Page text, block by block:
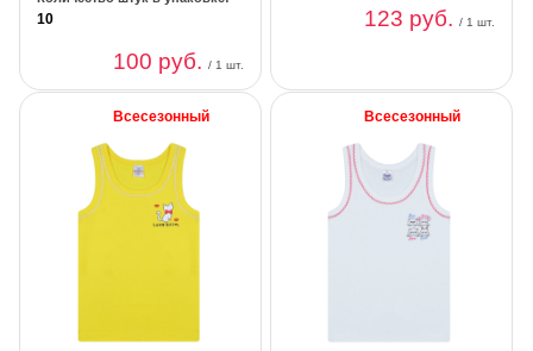
10
100 руб./ 1 шт.
123 руб./ 1 шт.
Всесезонный Всесезонный